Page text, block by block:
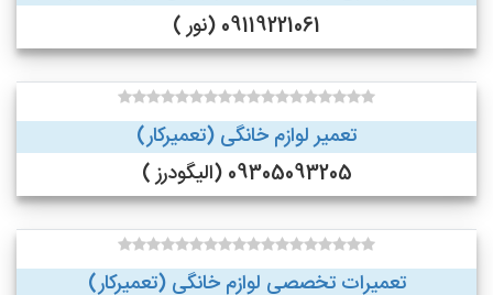
09119221061 (نور )
تعمیر لوازم خانگی (تعمیرکار)
09305093205 (الیگودرز )
تعمیرات تخصصی لوازم خانگی (تعمیرکار)